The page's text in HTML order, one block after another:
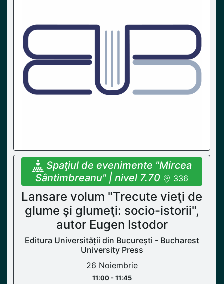
Spaţiul de evenimente "Mircea
Sântimbreanu" | nivel 7.70
336
Lansare volum "Trecute vieţi de
glume şi glumeţi: socio-istorii",
autor Eugen Istodor
Editura Universității din București - Bucharest
University Press
26 Noiembrie
11:00 - 11:45